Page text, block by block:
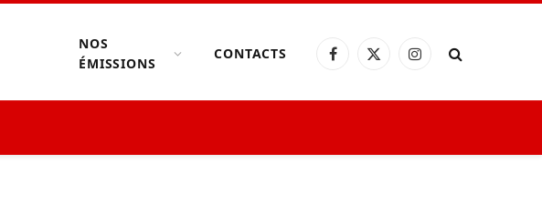
NOS
ÉMISSIONS
CONTACTS Facebook
X
Instagram